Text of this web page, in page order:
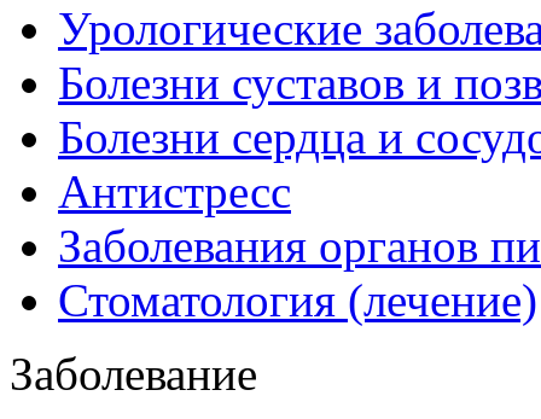
Урологические
Болезни суставов и
Болезни сердца и
Антистресс
Заболевания органов
Стоматология (лечение)
Заболевание